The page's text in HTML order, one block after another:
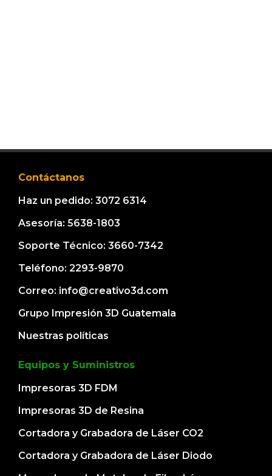
Contáctanos
Haz un pedido: 3072 6314
Asesoría: 5638-1803
Soporte Técnico: 3660-7342
Teléfono: 2293-9870
Correo: info@creativo3d.com
Grupo Impresión 3D Guatemala
Nuestras políticas
Equipos y Suministros
Impresoras 3D FDM
Impresoras 3D de Resina
Cortadora y Grabadora de Láser CO2
Cortadora y Grabadora de Láser Diodo